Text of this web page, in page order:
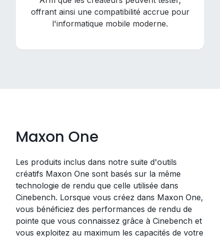
offrant ainsi une compatibilité accrue pour
l'informatique mobile moderne.
Maxon One
Les produits inclus dans notre suite d'outils
créatifs Maxon One sont basés sur la même
technologie de rendu que celle utilisée dans
Cinebench. Lorsque vous créez dans Maxon One,
vous bénéficiez des performances de rendu de
pointe que vous connaissez grâce à Cinebench et
vous exploitez au maximum les capacités de votre